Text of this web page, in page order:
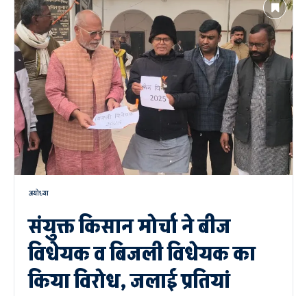
अयोध्या
संयुक्त किसान मोर्चा ने बीज
विधेयक व बिजली विधेयक का
किया विरोध, जलाई प्रतियां